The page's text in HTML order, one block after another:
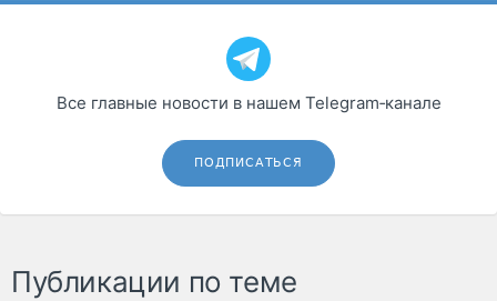
Все главные новости в нашем Telegram‑канале
ПОДПИСАТЬСЯ
Публикации по теме